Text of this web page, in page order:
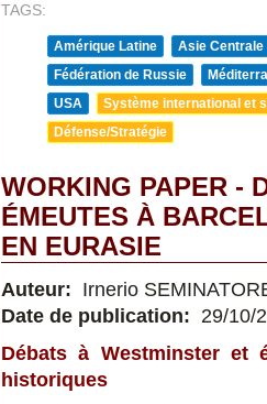
TAGS:
Amérique Latine
Asie Centrale
Fédération de Russie
USA
Système international et
Défense/Stratégie
WORKING PAPER -
ÉMEUTES À
EN EURASIE
Auteur: Irnerio
Date de publication: 29/10/
Débats à Westminster et
historiques